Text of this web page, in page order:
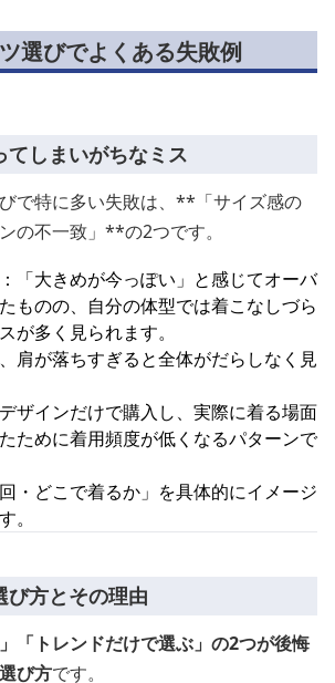
選びでよくある失敗例
てしまいがちなミス
で特に多い失敗は、**「サイズ感の
の不一致」**の2つです。
：「大きめが今っぽい」と感じてオーバ
ものの、自分の体型では着こなしづら
が多く見られます。
肩が落ちすぎると全体がだらしなく見
デザインだけで購入し、実際に着る場面
ために着用頻度が低くなるパターンで
・どこで着るか」を具体的にイメージ
。
び方とその理由
「トレンドだけで選ぶ」の2つが後悔
び方です。